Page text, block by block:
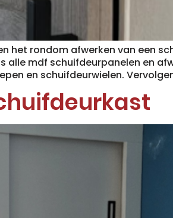
het rondom afwerken van een
alle mdf schuifdeurpanelen en
en schuifdeurwielen.